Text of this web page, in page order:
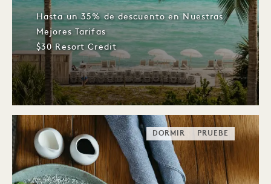
Hasta un 35% de descuento en Nuestras
Mejores Tarifas
$30 Resort Credit
DORMIR PRUEBE